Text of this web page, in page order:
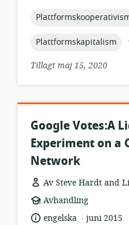
topic:
topic:
Plattformskapitalism
Tillagt maj 15, 2020
Google Votes:A
Experiment on a
Network
Av Steve Hardt and
resursformat:
Avhandling
språk:engelska . juni 2015